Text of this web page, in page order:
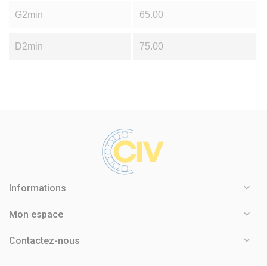
G2min 65.00
D2min 75.00
Informations 
Mon espace 
Contactez-nous 